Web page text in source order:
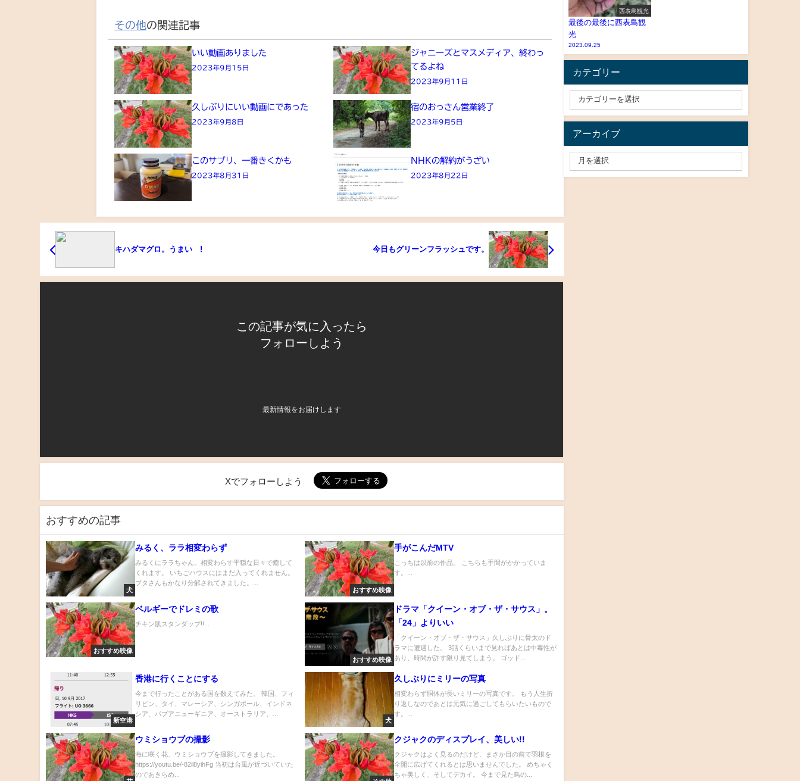
その他の関連記事
いい動画ありました
2023年9月15日
ジャニーズとマスメディア、終わっ
てるよね
2023年9月11日
久しぶりにいい動画にであった
2023年9月8日
宿のおっさん営業終了
2023年9月5日
このサプリ、一番きくかも
2023年8月31日
NHKの解約がうざい
2023年8月22日
キハダマグロ。うまい ! 今日もグリーンフラッシュです。
この記事が気に入ったら
フォローしよう
最新情報をお届けします
Xでフォローしよう
おすすめの記事
犬
みるく、ララ相変わらず
みるくにララちゃん。相変わらす平穏な日々で癒して
くれます。 いちごハウスにはまだ入ってくれません。
ブタさんもかなり分解されてきました。...
おすすめ映像
手がこんだMTV
こっちは以前の作品。 こちらも手間がかかっていま
す。...
おすすめ映像
ベルギーでドレミの歌
チキン肌スタンダップ!!...
おすすめ映像
ドラマ「クイーン・オブ・ザ・サウス」。
「24」よりいい
「クイーン・オブ・ザ・サウス」久しぶりに骨太のド
ラマに遭遇した。 3話くらいまで見ればあとは中毒性が
あり、時間が許す限り見てしまう。 ゴッド...
新空港
香港に行くことにする
今まで行ったことがある国を数えてみた。 韓国、フィ
リピン、タイ、マレーシア、シンガポール、インドネ
シア、パプアニューギニア、オーストラリア、...
犬
久しぶりにミリーの写真
相変わらず胴体が長いミリーの写真です。 もう人生折
り返しなのであとは元気に過ごしてもらいたいもので
す。...
ウミショウブの撮影
海に咲く花、ウミショウブを撮影してきました。
https://youtu.be/-82il8yihFg 当初は台風が近づいていた
のであきらめ...
クジャクのディスプレイ、美しい!!
クジャクはよく見るのだけど、まさか目の前で羽根を
全開に広げてくれるとは思いませんでした。 めちゃく
ちゃ美しく、そしてデカイ。 今まで見た鳥の...
西表島観光
最後の最後に西表島観
光
2023.09.25
カテゴリー
アーカイブ